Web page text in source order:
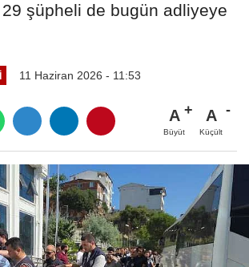
şüpheli de bugün adliyeye
11 Haziran 2026 - 11:53
A
Büyüt
A
Küçült